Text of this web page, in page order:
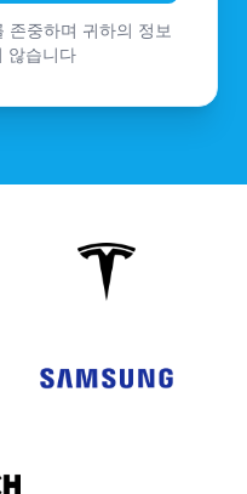
존중하며 귀하의 정보
않습니다